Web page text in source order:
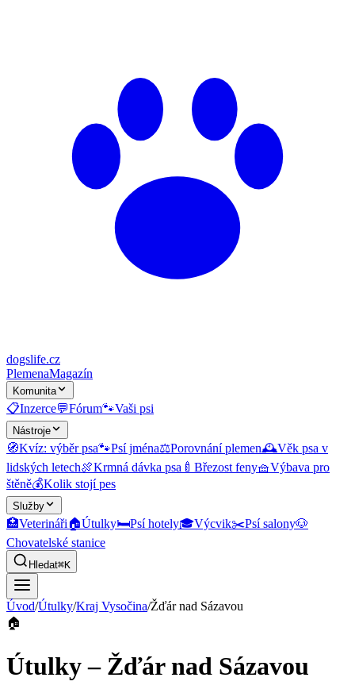
dogslife.cz
PlemenaMagazín
Komunita
📋Inzerce💬Fórum🐾Vaši psi
Nástroje
🧭Kvíz: výběr psa🐾Psí jména⚖️Porovnání plemen🕰️Věk psa v
lidských letech🍖Krmná dávka psa 🍼 Březost feny🧺Výbava pro
štěně💰Kolik stojí pes
Služby
🏥Veterináři🏠Útulky🛏️Psí hotely🎓Výcvik✂️Psí salony🐶
Chovatelské stanice
Hledat⌘K
Úvod/Útulky/Kraj Vysočina/Žďár nad Sázavou
🏠
Útulky – Žďár nad Sázavou